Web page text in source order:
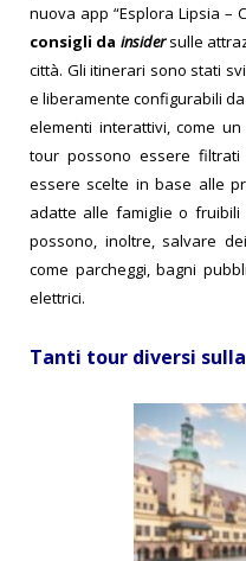
nuova app “Esplora Lipsia –
consigli da insidersulle
città. Gli itinerari sono stati
e liberamente configurabili
elementi interattivi, come
tour possono essere
essere scelte in base alle
adatte alle famiglie o
possono, inoltre, salvare dei
come parcheggi, bagni
elettrici.
Tanti tour diversi